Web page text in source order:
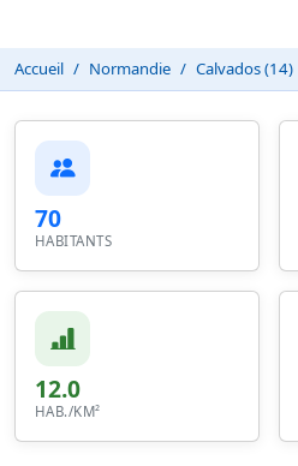
Accueil Normandie Calvados (14)
70
HABITANTS
12.0
HAB./KM²